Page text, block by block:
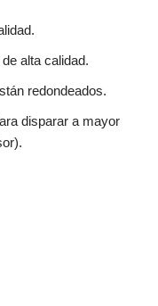
alta calidad.
redondeados.
disparar a mayor